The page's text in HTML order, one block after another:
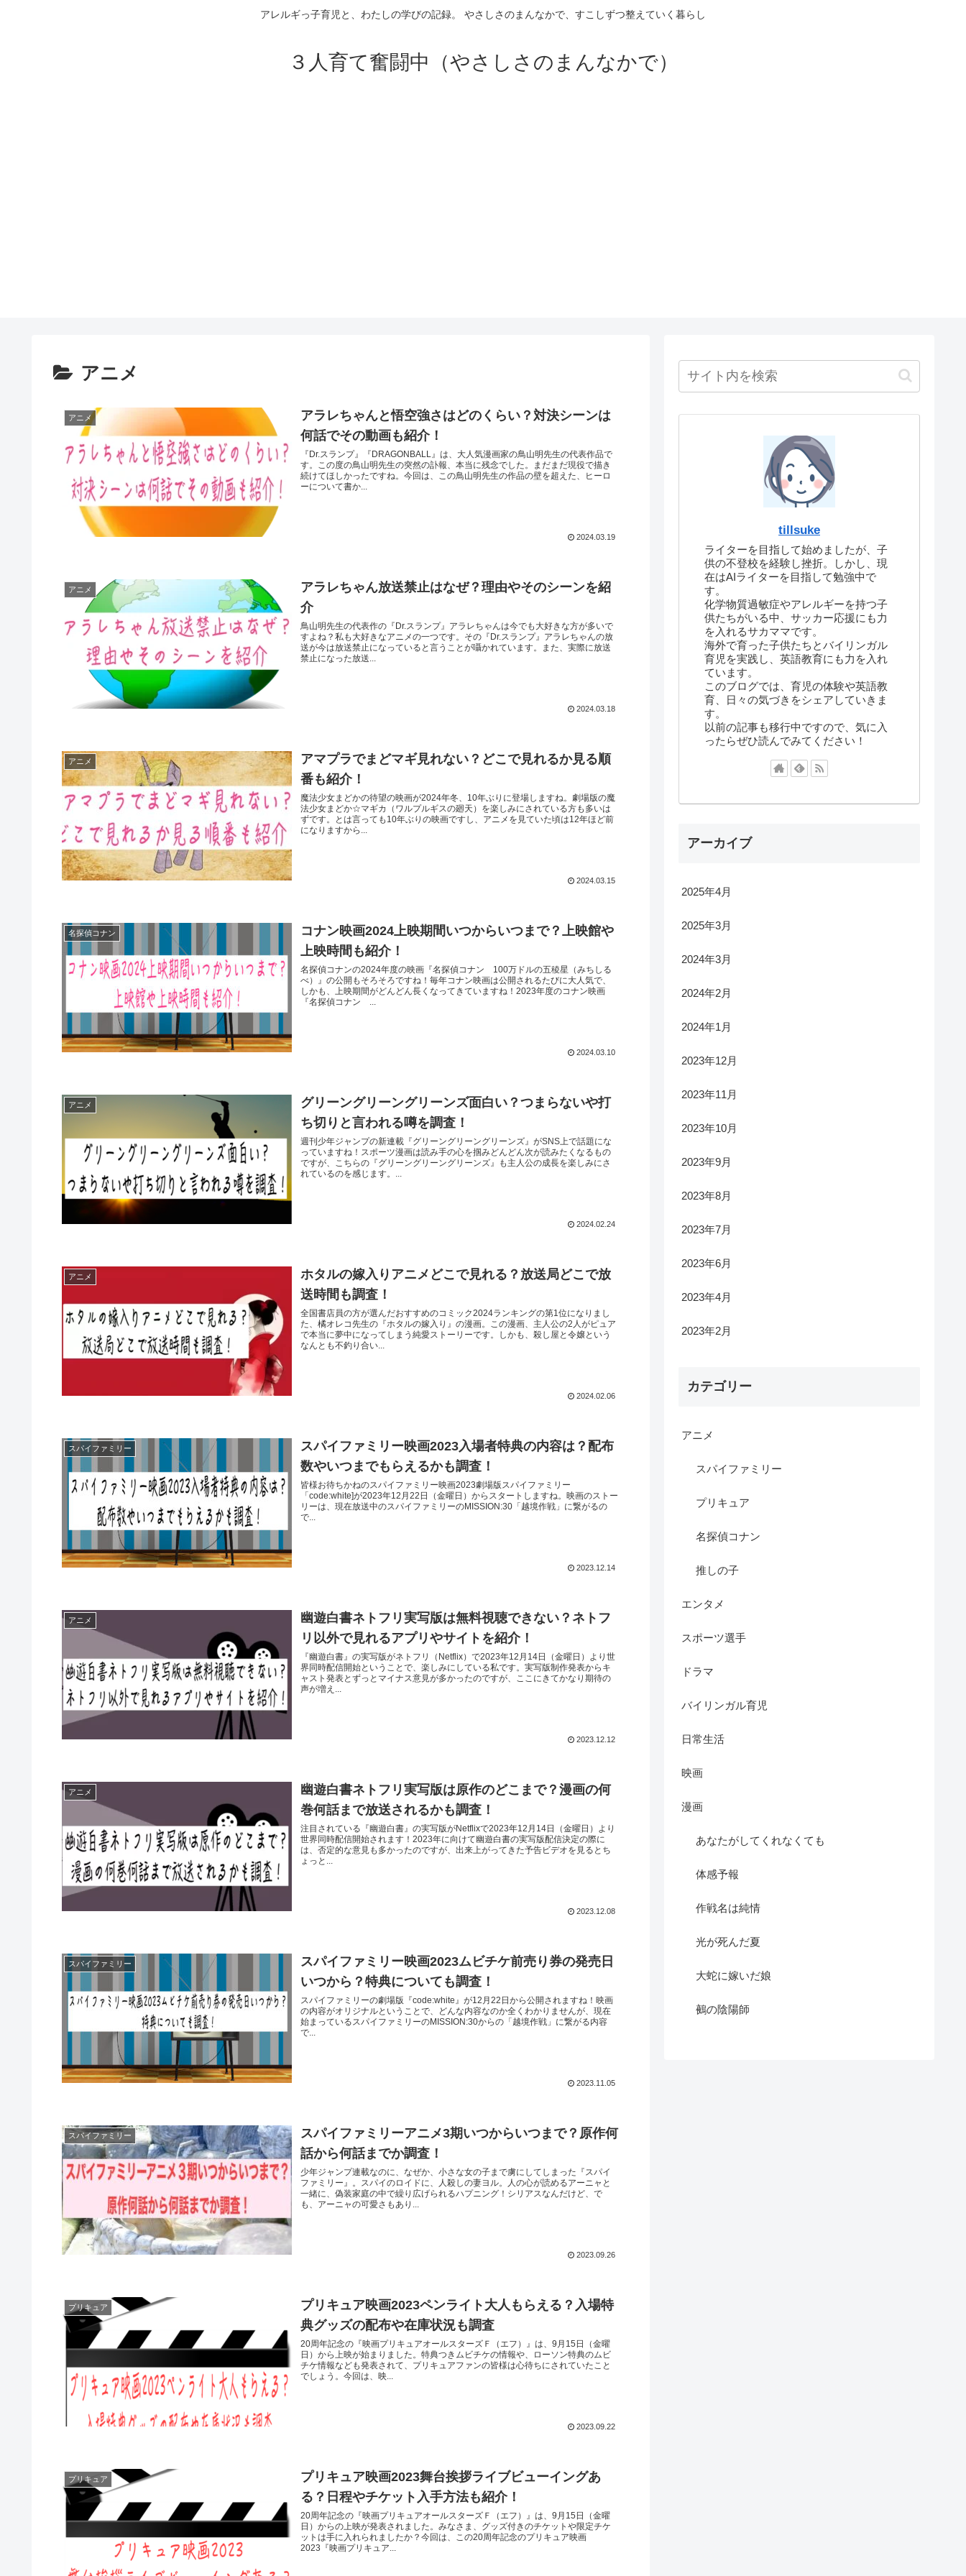
アレルギっ子育児と、わたしの学びの記録。 やさしさのまんなかで、すこしずつ整えていく暮らし
３人育て奮闘中（やさしさのまんなかで）
アニメ
アニメ
アラレちゃんと悟空強さはどのくらい？対決シーンは
何話でその動画も紹介！
『Dr.スランプ』『DRAGONBALL』は、大人気漫画家の鳥山明先生の代表作品で
す。この度の鳥山明先生の突然の訃報、本当に残念でした。まだまだ現役で描き
続けてほしかったですね。今回は、この鳥山明先生の作品の壁を超えた、ヒーロ
ーについて書か...
2024.03.19
アニメ
アラレちゃん放送禁止はなぜ？理由やそのシーンを紹
介
鳥山明先生の代表作の『Dr.スランプ』アラレちゃんは今でも大好きな方が多いで
すよね？私も大好きなアニメの一つです。その『Dr.スランプ』アラレちゃんの放
送が今は放送禁止になっていると言うことが囁かれています。また、実際に放送
禁止になった放送...
2024.03.18
アニメ
アマプラでまどマギ見れない？どこで見れるか見る順
番も紹介！
魔法少女まどかの待望の映画が2024年冬、10年ぶりに登場しますね。劇場版の魔
法少女まどか☆マギカ（ワルプルギスの廻天）を楽しみにされている方も多いは
ずです。とは言っても10年ぶりの映画ですし、アニメを見ていた頃は12年ほど前
になりますから...
2024.03.15
名探偵コナン
コナン映画2024上映期間いつからいつまで？上映館や
上映時間も紹介！
名探偵コナンの2024年度の映画『名探偵コナン 100万ドルの五稜星（みちしる
べ）』の公開もそろそろですね！毎年コナン映画は公開されるたびに大人気で、
しかも、上映期間がどんどん長くなってきていますね！2023年度のコナン映画
『名探偵コナン ...
2024.03.10
アニメ
グリーングリーングリーンズ面白い？つまらないや打
ち切りと言われる噂を調査！
週刊少年ジャンプの新連載『グリーングリーングリーンズ』がSNS上で話題にな
っていますね！スポーツ漫画は読み手の心を掴みどんどん次が読みたくなるもの
ですが、こちらの『グリーングリーングリーンズ』も主人公の成長を楽しみにさ
れているのを感じます。...
2024.02.24
アニメ
ホタルの嫁入りアニメどこで見れる？放送局どこで放
送時間も調査！
全国書店員の方が選んだおすすめのコミック2024ランキングの第1位になりまし
た、橘オレコ先生の『ホタルの嫁入り』の漫画。この漫画、主人公の2人がピュア
で本当に夢中になってしまう純愛ストーリーです。しかも、殺し屋と令嬢という
なんとも不釣り合い...
2024.02.06
スパイファミリー
スパイファミリー映画2023入場者特典の内容は？配布
数やいつまでもらえるかも調査！
皆様お待ちかねのスパイファミリー映画2023劇場版スパイファミリー
「code:white]が2023年12月22日（金曜日）からスタートしますね。映画のストー
リーは、現在放送中のスパイファミリーのMISSION:30「越境作戦」に繋がるの
で...
2023.12.14
アニメ
幽遊白書ネトフリ実写版は無料視聴できない？ネトフ
リ以外で見れるアプリやサイトを紹介！
『幽遊白書』の実写版がネトフリ（Netflix）で2023年12月14日（金曜日）より世
界同時配信開始ということで、楽しみにしている私です。実写版制作発表からキ
ャスト発表とずっとマイナス意見が多かったのですが、ここにきてかなり期待の
声が増え...
2023.12.12
アニメ
幽遊白書ネトフリ実写版は原作のどこまで？漫画の何
巻何話まで放送されるかも調査！
注目されている『幽遊白書』の実写版がNetflixで2023年12月14日（金曜日）より
世界同時配信開始されます！2023年に向けて幽遊白書の実写版配信決定の際に
は、否定的な意見も多かったのですが、出来上がってきた予告ビデオを見るとち
ょっと...
2023.12.08
スパイファミリー
スパイファミリー映画2023ムビチケ前売り券の発売日
いつから？特典についても調査！
スパイファミリーの劇場版『code:white』が12月22日から公開されますね！映画
の内容がオリジナルということで、どんな内容なのか全くわかりませんが、現在
始まっているスパイファミリーのMISSION:30からの「越境作戦」に繋がる内容
で...
2023.11.05
スパイファミリー
スパイファミリーアニメ3期いつからいつまで？原作何
話から何話までか調査！
少年ジャンプ連載なのに、なぜか、小さな女の子まで虜にしてしまった『スパイ
ファミリー』。スパイのロイドに、人殺しの妻ヨル。人の心が読めるアーニャと
一緒に、偽装家庭の中で繰り広げられるハプニング！シリアスなんだけど、で
も、アーニャの可愛さもあり...
2023.09.26
プリキュア
プリキュア映画2023ペンライト大人もらえる？入場特
典グッズの配布や在庫状況も調査
20周年記念の『映画プリキュアオールスターズＦ（エフ）』は、9月15日（金曜
日）から上映が始まりました。特典つきムビチケの情報や、ローソン特典のムビ
チケ情報なども発表されて、プリキュアファンの皆様は心待ちにされていたこと
でしょう。今回は、映...
2023.09.22
プリキュア
プリキュア映画2023舞台挨拶ライブビューイングあ
る？日程やチケット入手方法も紹介！
20周年記念の『映画プリキュアオールスターズＦ（エフ）』は、9月15日（金曜
日）からの上映が発表されました。みなさま、グッズ付きのチケットや限定チケ
ットは手に入れられましたか？今回は、この20周年記念のプリキュア映画
2023『映画プリキュア...
tillsuke
ライターを目指して始めましたが、子
供の不登校を経験し挫折。しかし、現
在はAIライターを目指して勉強中で
す。
化学物質過敏症やアレルギーを持つ子
供たちがいる中、サッカー応援にも力
を入れるサカママです。
海外で育った子供たちとバイリンガル
育児を実践し、英語教育にも力を入れ
ています。
このブログでは、育児の体験や英語教
育、日々の気づきをシェアしていきま
す。
以前の記事も移行中ですので、気に入
ったらぜひ読んでみてください！
アーカイブ
2025年4月
2025年3月
2024年3月
2024年2月
2024年1月
2023年12月
2023年11月
2023年10月
2023年9月
2023年8月
2023年7月
2023年6月
2023年4月
2023年2月
カテゴリー
アニメ
スパイファミリー
プリキュア
名探偵コナン
推しの子
エンタメ
スポーツ選手
ドラマ
バイリンガル育児
日常生活
映画
漫画
あなたがしてくれなくても
体感予報
作戦名は純情
光が死んだ夏
大蛇に嫁いだ娘
鵺の陰陽師